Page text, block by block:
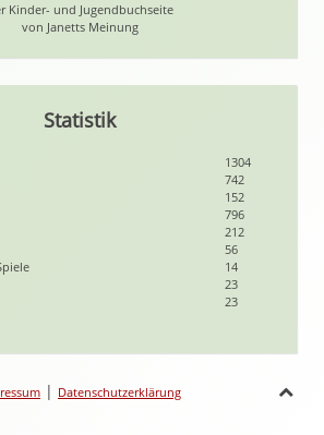
Kinder- und Jugendbuchseite
von Janetts Meinung
Statistik
1304
742
152
796
212
56
14
23
23
| Datenschutzerklärung